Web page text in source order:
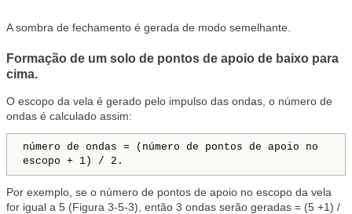
A sombra de fechamento é gerada de modo semelhante.
Formação de um solo de pontos de apoio de baixo para
cima.
O escopo da vela é gerado pelo impulso das ondas, o número de
ondas é calculado assim:
número de ondas = (número de pontos de apoio no
escopo + 1) / 2.
Por exemplo, se o número de pontos de apoio no escopo da vela
for igual a 5 (Figura 3-5-3), então 3 ondas serão geradas = (5 +1) /